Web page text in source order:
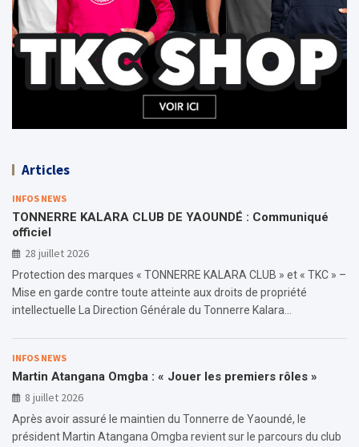
Articles
INFOS NEWS
TONNERRE KALARA CLUB DE YAOUNDÉ : Communiqué
officiel
28 juillet 2026
Protection des marques « TONNERRE KALARA CLUB » et « TKC » –
Mise en garde contre toute atteinte aux droits de propriété
intellectuelle La Direction Générale du Tonnerre Kalara…
INFOS NEWS
Martin Atangana Omgba : « Jouer les premiers rôles »
8 juillet 2026
Après avoir assuré le maintien du Tonnerre de Yaoundé, le
président Martin Atangana Omgba revient sur le parcours du club